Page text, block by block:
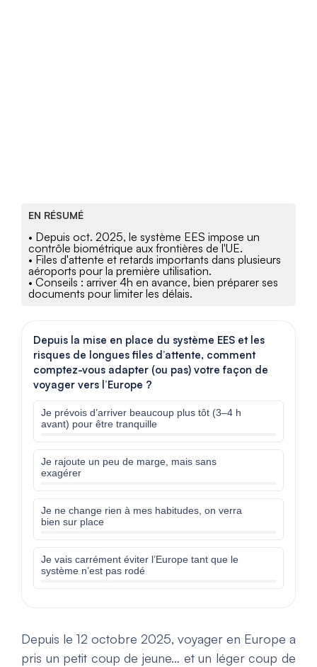
EN RÉSUMÉ
• Depuis oct. 2025, le système EES impose un
contrôle biométrique aux frontières de l'UE.
• Files d'attente et retards importants dans plusieurs
aéroports pour la première utilisation.
• Conseils : arriver 4h en avance, bien préparer ses
documents pour limiter les délais.
Depuis la mise en place du système EES et les
risques de longues files d’attente, comment
comptez-vous adapter (ou pas) votre façon de
voyager vers l’Europe ?
Je prévois d’arriver beaucoup plus tôt (3–4 h
avant) pour être tranquille
Je rajoute un peu de marge, mais sans
exagérer
Je ne change rien à mes habitudes, on verra
bien sur place
Je vais carrément éviter l’Europe tant que le
système n’est pas rodé
Depuis le 12 octobre 2025, voyager en Europe a
pris un petit coup de jeune… et un léger coup de